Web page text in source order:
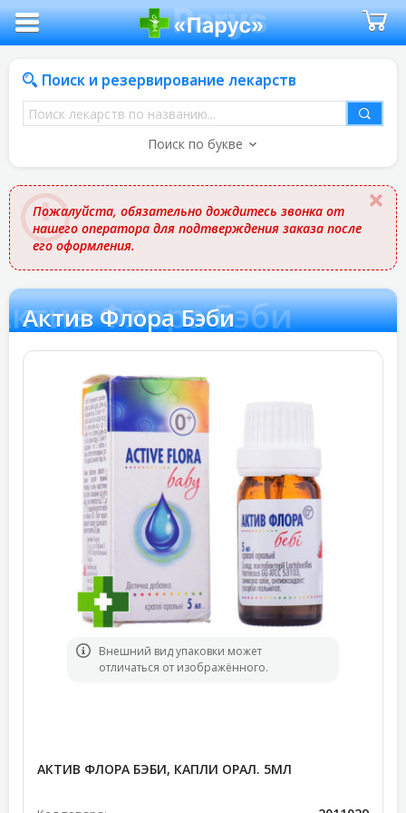
Поиск и резервирование лекарств
Поиск
лекарств
названию
Поиск по букве
Пожалуйста, обязательно дождитесь звонка от
нашего оператора для подтверждения заказа после
его оформления.
Флора Бэби
Актив Флора Бэби
Bнешний вид упаковки может
отличаться от изображённого.
АКТИВ ФЛОРА БЭБИ, КАПЛИ ОРАЛ. 5МЛ